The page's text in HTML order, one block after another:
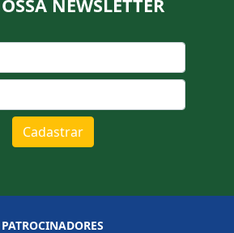
NEWSLETTER
Cadastrar
PATROCINADORES